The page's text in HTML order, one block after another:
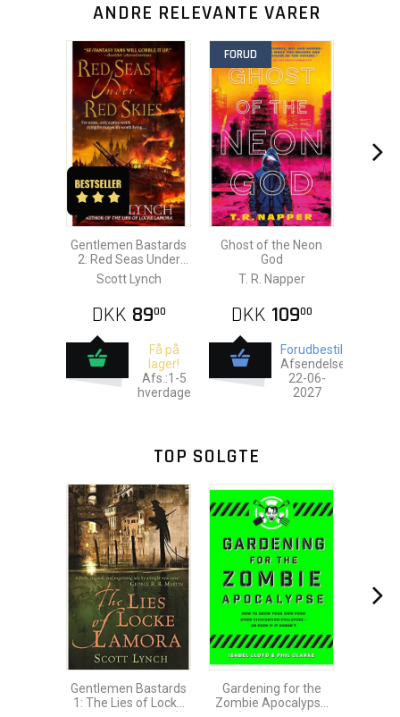
ANDRE RELEVANTE VARER
Gentlemen Bastards
2: Red Seas Under
Red Skies
Scott Lynch
DKK 8900
Få på
lager!
Afs.:1-5
hverdage
FORUD
Ghost of the Neon
God
T. R. Napper
DKK 10900
Forudbestil
Afsendelse:
22-06-
2027
TOP SOLGTE
Gentlemen Bastards
1: The Lies of Locke
Gardening for the
Zombie Apocalypse